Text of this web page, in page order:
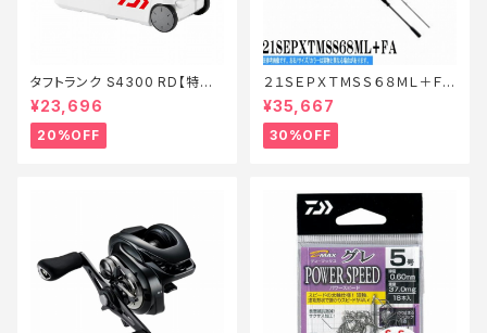
タフトランク S4300 RD【特価
装備】【20】
¥23,696
20%OFF
２１ＳＥＰＸＴＭＳＳ６８ＭＬ＋ＦＡ
【特価ロッド】【30】
¥35,667
30%OFF